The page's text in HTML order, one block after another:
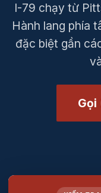
I-79 chạy từ
Hành lang phía
đặc biệt gần
Gọi